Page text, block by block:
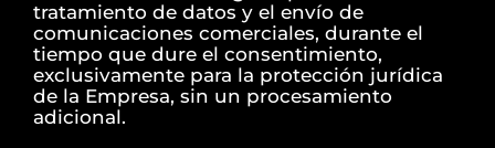
tratamiento de datos y el envío de
comunicaciones comerciales, durante el
tiempo que dure el consentimiento,
exclusivamente para la protección jurídica
de la Empresa, sin un procesamiento
adicional.